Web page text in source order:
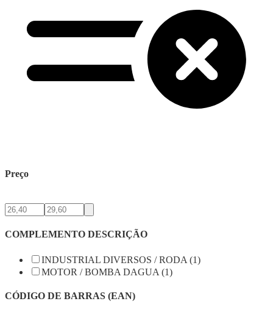
Preço
COMPLEMENTO DESCRIÇÃO
INDUSTRIAL DIVERSOS / RODA (1)
MOTOR / BOMBA DAGUA (1)
CÓDIGO DE BARRAS (EAN)